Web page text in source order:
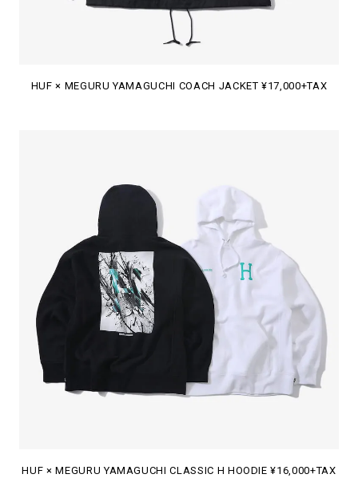
HUF × MEGURU YAMAGUCHI COACH JACKET ¥17,000+TAX
HUF × MEGURU YAMAGUCHI CLASSIC H HOODIE ¥16,000+TAX